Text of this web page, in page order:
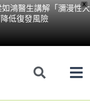
X
鴻醫生講解「瀰漫性大
低復發風險